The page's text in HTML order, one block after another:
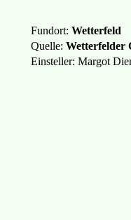
Fundort: Wetterfeld
Quelle: Wetterfelder
Einsteller: Margot